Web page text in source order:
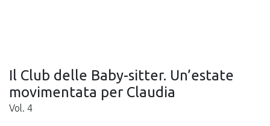
Il Club delle Baby-sitter. Un’estate
movimentata per Claudia
Vol. 4